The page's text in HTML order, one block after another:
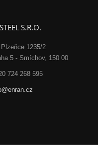
S.R.O.
1235/2
5 - Smíchov, 150 00
724 268 595